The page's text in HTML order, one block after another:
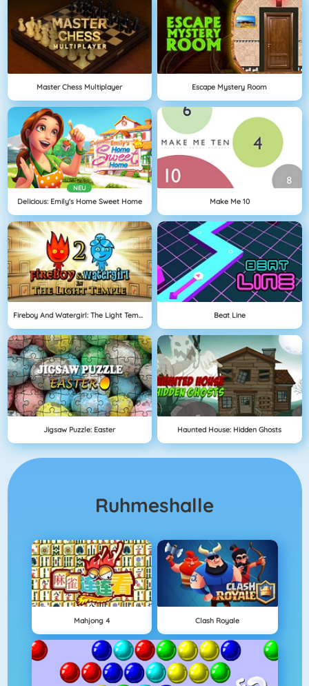
Master Chess Multiplayer Escape Mystery Room
NEU
Delicious: Emily's Home Sweet Home Make Me 10
Fireboy And Watergirl: The Light Temple Beat Line
Jigsaw Puzzle: Easter Haunted House: Hidden Ghosts
Ruhmeshalle
Mahjong 4 Clash Royale